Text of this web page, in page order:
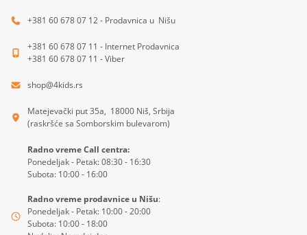
+381 60 678 07 12 - Prodavnica u Nišu
+381 60 678 07 11 - Internet Prodavnica
+381 60 678 07 11 - Viber
shop@4kids.rs
Matejevački put 35a, 18000 Niš, Srbija
(raskršće sa Somborskim bulevarom)
Radno vreme Call centra:
Ponedeljak - Petak: 08:30 - 16:30
Subota: 10:00 - 16:00
Radno vreme prodavnice u Nišu:
Ponedeljak - Petak: 10:00 - 20:00
Subota: 10:00 - 18:00